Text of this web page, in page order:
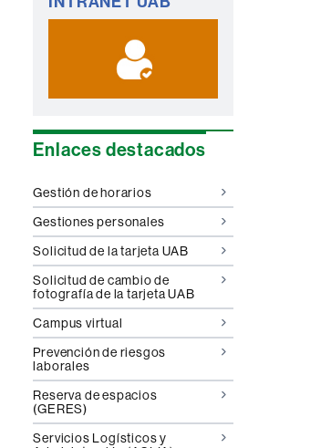
complementaria
Enlaces destacados
Gestión de horarios
Gestiones personales
Solicitud de la tarjeta UAB
Solicitud de cambio de
fotografía de la tarjeta UAB
Campus virtual
Prevención de riesgos
laborales
Reserva de espacios
(GERES)
Servicios Logísticos y